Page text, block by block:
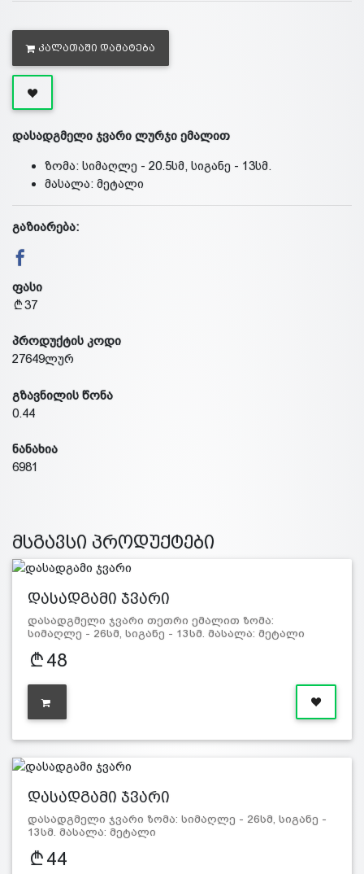
ᲙᲐᲚᲐᲗᲐᲨᲘ ᲓᲐᲛᲐᲢᲔᲑᲐ
დასადგმელი ჯვარი ლურჯი ემალით
ზომა: სიმაღლე - 20.5სმ, სიგანე - 13სმ.
მასალა: მეტალი
გაზიარება:
ფასი
37
პროდუქტის კოდი
27649ლურ
გზავნილის წონა
0.44
ნანახია
6981
მსგავსი პროდუქტები
დასადგამი ჯვარი
დასადგმელი ჯვარი თეთრი ემალით ზომა:
სიმაღლე - 26სმ, სიგანე - 13სმ. მასალა: მეტალი
48
დასადგამი ჯვარი
დასადგმელი ჯვარი ზომა: სიმაღლე - 26სმ, სიგანე -
13სმ. მასალა: მეტალი
44